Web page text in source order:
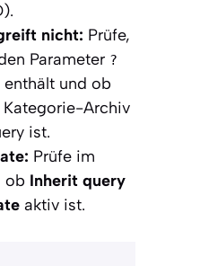
nicht: Prüfe,
Parameter ?
enthält und ob
Archiv
ist.
Prüfe im
ob Inherit query
aktiv ist.